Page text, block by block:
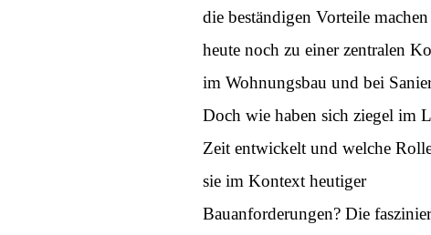
die beständigen Vorteile machen
heute noch zu einer zentralen
im Wohnungsbau und bei
Doch wie haben sich ziegel im
Zeit entwickelt und welche
sie im Kontext heutiger
Bauanforderungen? Die